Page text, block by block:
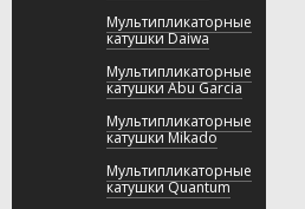
Мультипликаторные
катушки Daiwa
Мультипликаторные
катушки Abu Garcia
Мультипликаторные
катушки Mikado
Мультипликаторные
катушки Quantum